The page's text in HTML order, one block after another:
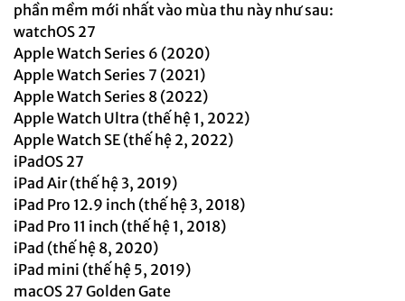
phần mềm mới nhất vào mùa thu này như sau:
watchOS 27
Apple Watch Series 6 (2020)
Apple Watch Series 7 (2021)
Apple Watch Series 8 (2022)
Apple Watch Ultra (thế hệ 1, 2022)
Apple Watch SE (thế hệ 2, 2022)
iPadOS 27
iPad Air (thế hệ 3, 2019)
iPad Pro 12.9 inch (thế hệ 3, 2018)
iPad Pro 11 inch (thế hệ 1, 2018)
iPad (thế hệ 8, 2020)
iPad mini (thế hệ 5, 2019)
macOS 27 Golden Gate